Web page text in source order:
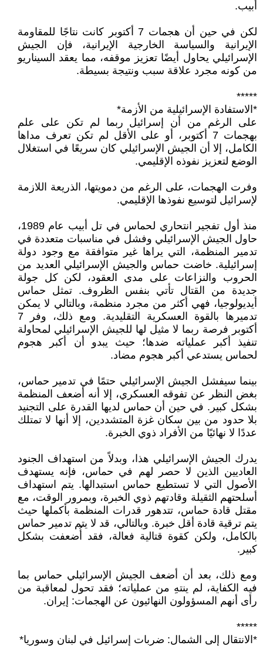
أبيب.
لكن في حين أن هجمات 7 أكتوبر كانت نتاجًا للمقاومة
الإيرانية والسياسة الخارجية الإيرانية، فإن الجيش
الإسرائيلي يحاول أيضًا تعزيز موقفه، مما يعقد السيناريو
من كونه مجرد علاقة سبب ونتيجة بسيطة.
*****
*الاستفادة الإسرائيلية من الأزمة*
على الرغم من أن إسرائيل ربما لم تكن على علم
بهجمات 7 أكتوبر، أو على الأقل لم تكن تعرف مداها
الكامل، إلا أن الجيش الإسرائيلي كان سريعًا في استغلال
الوضع لتعزيز نفوذه الإقليمي.
وفرت الهجمات، على الرغم من دمويتها، الذريعة اللازمة
لإسرائيل لتوسيع نفوذها الإقليمي.
منذ أول تفجير انتحاري لحماس في تل أبيب عام 1989،
حاول الجيش الإسرائيلي وفشل في مناسبات متعددة في
تدمير المنظمة، التي يراها غير متوافقة مع وجود دولة
إسرائيلية. خاضت حماس والجيش الإسرائيلي العديد من
الحروب والنزاعات على مدى العقود، لكن كل جولة
جديدة من القتال تأتي بنفس الظروف. تمثل حماس
أيديولوجيا، فهي أكثر من مجرد منظمة، وبالتالي لا يمكن
تدميرها بالقوة العسكرية التقليدية. ومع ذلك، وفر 7
أكتوبر فرصة ربما لا مثيل لها للجيش الإسرائيلي لمحاولة
تنفيذ أكبر عملياته ضدها؛ حيث يبدو أن أكبر هجوم
لحماس يستدعي أكبر هجوم مضاد.
بينما سيفشل الجيش الإسرائيلي حتمًا في تدمير حماس،
بغض النظر عن تفوقه العسكري، إلا أنه أضعف المنظمة
بشكل كبير. في حين أن حماس لديها القدرة على التجنيد
بلا حدود من بين سكان غزة المتشددين، إلا أنها لا تمتلك
عددًا لا نهائيًا من الأفراد ذوي الخبرة.
يدرك الجيش الإسرائيلي هذا، وبدلاً من استهداف الجنود
العاديين الذين لا حصر لهم في حماس، فإنه يستهدف
الأصول التي لا تستطيع حماس استبدالها. يتم استهداف
أسلحتهم الثقيلة وقادتهم ذوي الخبرة، وبمرور الوقت، مع
مقتل قادة حماس، تتدهور قدرات المنظمة بأكملها حيث
يتم ترقية قادة أقل خبرة. وبالتالي، قد لا يتم تدمير حماس
بالكامل، ولكن كقوة قتالية فعالة، فقد أُضعفت بشكل
كبير.
ومع ذلك، بعد أن أضعف الجيش الإسرائيلي حماس بما
فيه الكفاية، لم ينتهِ من عملياته؛ فقد تحول لمعاقبة من
رأى أنهم المسؤولون النهائيون عن الهجمات: إيران.
*****
*الانتقال إلى الشمال: ضربات إسرائيل في لبنان وسوريا*